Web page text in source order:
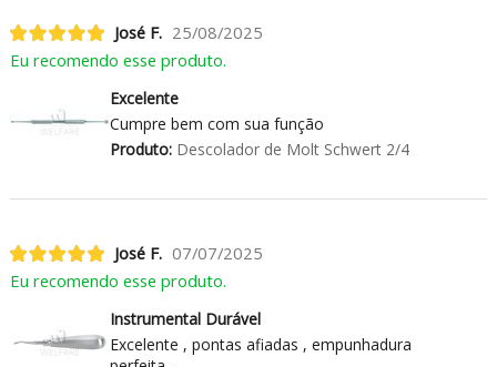
José F. 25/08/2025
Eu recomendo esse produto.
Excelente
Cumpre bem com sua função
Produto:Descolador de Molt Schwert 2/4
José F. 07/07/2025
Eu recomendo esse produto.
Instrumental Durável
Excelente , pontas afiadas , empunhadura